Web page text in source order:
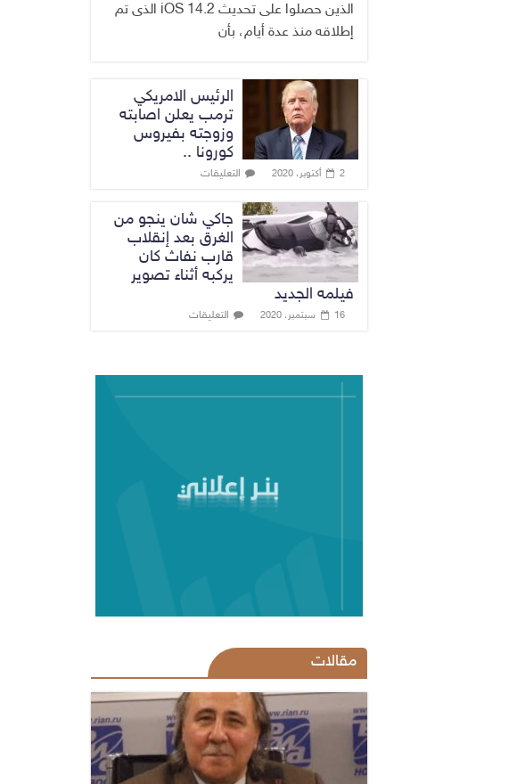
No Comment
الذين حصلوا على تحديث iOS 14.2 الذى تم
إطلاقه منذ عدة أيام، بأن
الرئيس الامريكي
ترمب يعلن اصابته
وزوجته بفيروس
كورونا ..
2 أكتوبر، 2020 التعليقات
جاكي شان ينجو من
الغرق بعد إنقلاب
قارب نفاث كان
يركبه أثناء تصوير
فيلمه الجديد
16 سبتمبر، 2020 التعليقات
مقالات